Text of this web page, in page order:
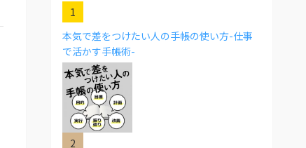
本気で差をつけたい人の手帳の使い方-仕事
で活かす手帳術-